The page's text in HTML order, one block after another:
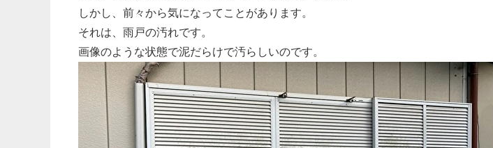
しかし、前々から気になってことがあります。
それは、雨戸の汚れです。
画像のような状態で泥だらけで汚らしいのです。